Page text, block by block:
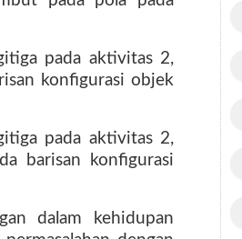
pada aktivitas 2,
konfigurasi objek
pada aktivitas 2,
barisan konfigurasi
dalam kehidupan